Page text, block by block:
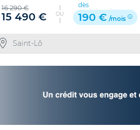
16 290 €
15 490 € OU
dès
190 € /mois
Saint-Lô